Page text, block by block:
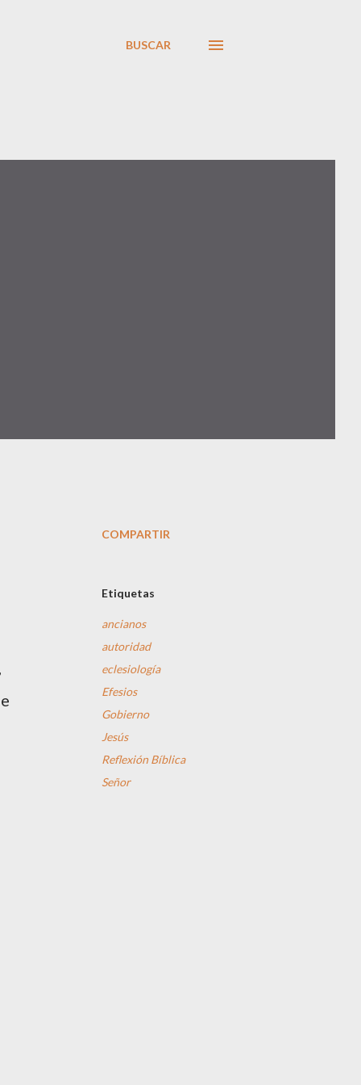
BUSCAR
COMPARTIR
Etiquetas
ancianos
autoridad
eclesiología
Efesios
Gobierno
Jesús
Reflexión Bíblica
Señor